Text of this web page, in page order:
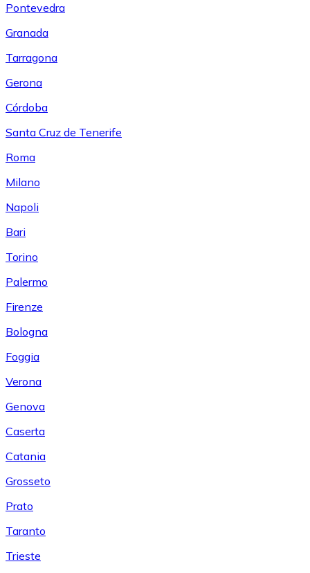
Pontevedra
Granada
Tarragona
Gerona
Córdoba
Santa Cruz de Tenerife
Roma
Milano
Napoli
Bari
Torino
Palermo
Firenze
Bologna
Foggia
Verona
Genova
Caserta
Catania
Grosseto
Prato
Taranto
Trieste